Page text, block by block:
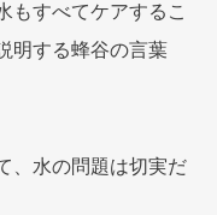
もすべてケアするこ
明する蜂谷の言葉
、水の問題は切実だ